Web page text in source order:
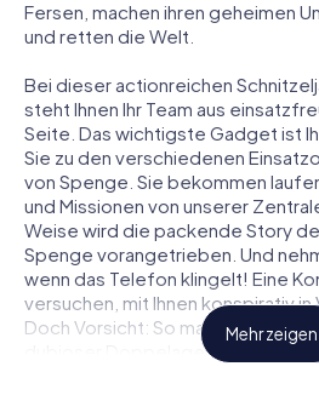
Fersen, machen ihren geheimen
und retten die Welt.
Bei dieser actionreichen
steht Ihnen Ihr Team aus
Seite. Das wichtigste Gadget ist
Sie zu den verschiedenen
von Spenge. Sie bekommen
und Missionen von unserer
Weise wird die packende Story
Spenge vorangetrieben. Und
wenn das Telefon klingelt! Eine
versuchen, mit Ihnen konspirativ in
Doch Vorsicht: So mancher
dubioser Doppelagent und so
Mehr zeigen